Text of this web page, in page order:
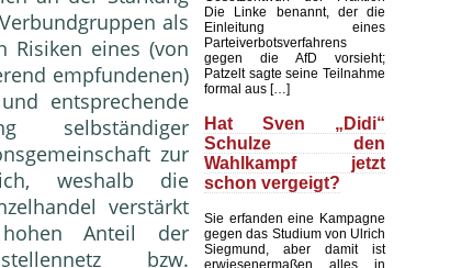
als
Risiken eines (von
empfundenen)
entsprechende
selb­ständiger
zur
weshalb die
verstärkt
Anteil der
bzw.
Die Linke benannt, der die
Einleitung eines
Parteiverbotsverfahrens
gegen die AfD vorsieht;
Patzelt sagte seine Teilnahme
formal aus […]
Hat Sven „Didi“
Schulze den
Wahlkampf jetzt
schon vergeigt?
Sie erfanden eine Kampagne
gegen das Studium von Ulrich
Siegmund, aber damit ist
erwiesenermaßen alles in